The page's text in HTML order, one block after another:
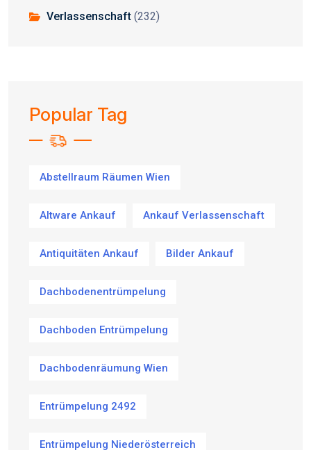
Verlassenschaft (232)
Popular Tag
Abstellraum Räumen Wien
Altware Ankauf Ankauf Verlassenschaft
Antiquitäten Ankauf Bilder Ankauf
Dachbodenentrümpelung
Dachboden Entrümpelung
Dachbodenräumung Wien
Entrümpelung 2492
Entrümpelung Niederösterreich